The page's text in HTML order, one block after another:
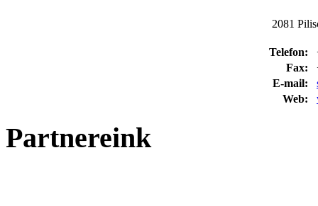
2081
Telefon:
Fax:
E-mail:
Web:
Partnereink